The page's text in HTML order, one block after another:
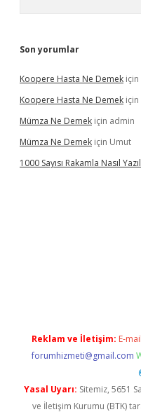
Son yorumlar
Koopere Hasta Ne Demek için
Koopere Hasta Ne Demek için
Mümza Ne Demek için admin
Mümza Ne Demek için Umut
1000 Sayısı Rakamla Nasıl
Reklam ve İletişim: E-
forumhizmeti@gmail.com
Yasal Uyarı: Sitemiz, 5651
ve İletişim Kurumu (BTK)